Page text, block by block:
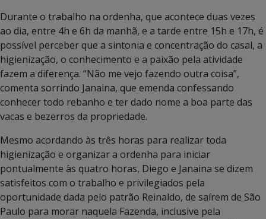
Durante o trabalho na ordenha, que acontece duas vezes
ao dia, entre 4h e 6h da manhã, e a tarde entre 15h e 17h, é
possível perceber que a sintonia e concentração do casal, a
higienização, o conhecimento e a paixão pela atividade
fazem a diferença. “Não me vejo fazendo outra coisa”,
comenta sorrindo Janaina, que emenda confessando
conhecer todo rebanho e ter dado nome a boa parte das
vacas e bezerros da propriedade.
Mesmo acordando às três horas para realizar toda
higienização e organizar a ordenha para iniciar
pontualmente às quatro horas, Diego e Janaina se dizem
satisfeitos com o trabalho e privilegiados pela
oportunidade dada pelo patrão Reinaldo, de saírem de São
Paulo para morar naquela Fazenda, inclusive pela